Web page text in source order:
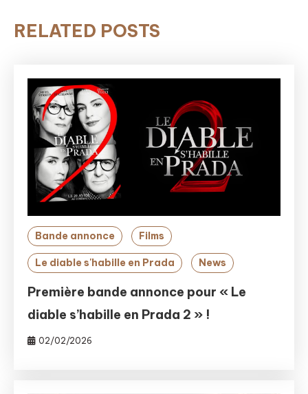
RELATED POSTS
Bande annonce Films
Le diable s'habille en Prada News
Première bande annonce pour « Le
diable s’habille en Prada 2 » !
02/02/2026